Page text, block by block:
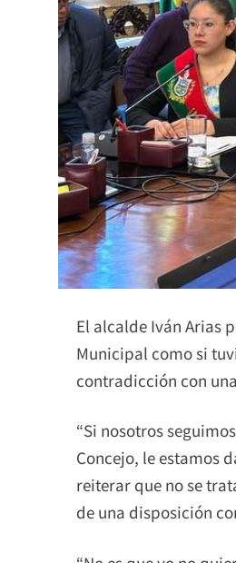
El alcalde Iván Arias
Municipal como si
contradicción con
“Si nosotros
Concejo, le estamos
reiterar que no se
de una disposición